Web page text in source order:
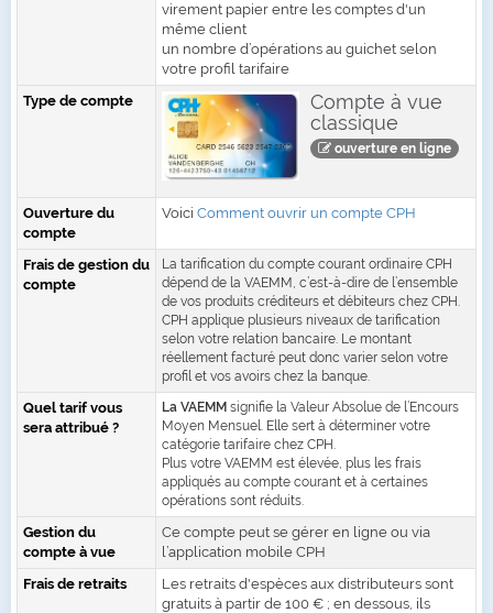
virement papier entre les comptes d'un
même client
un nombre d’opérations au guichet selon
votre profil tarifaire
Type de compte
Compte à vue
classique
ouverture en ligne
Ouverture du
compte
Voici Comment ouvrir un compte CPH
Frais de gestion du
compte
La tarification du compte courant ordinaire CPH
dépend de la VAEMM, c’est-à-dire de l’ensemble
de vos produits créditeurs et débiteurs chez CPH.
CPH applique plusieurs niveaux de tarification
selon votre relation bancaire. Le montant
réellement facturé peut donc varier selon votre
profil et vos avoirs chez la banque.
Quel tarif vous
sera attribué ?
La VAEMM signifie la Valeur Absolue de l’Encours
Moyen Mensuel. Elle sert à déterminer votre
catégorie tarifaire chez CPH.
Plus votre VAEMM est élevée, plus les frais
appliqués au compte courant et à certaines
opérations sont réduits.
Gestion du
compte à vue
Ce compte peut se gérer en ligne ou via
l’application mobile CPH
Frais de retraits
Les retraits d'espèces aux distributeurs sont
gratuits à partir de 100 € ; en dessous, ils